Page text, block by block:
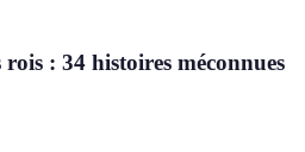
rois : 34 histoires méconnues